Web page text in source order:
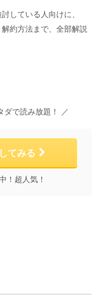
している人向けに、
約方法まで、全部解説
ダで読み放題！ ／
てみる
！超人気！